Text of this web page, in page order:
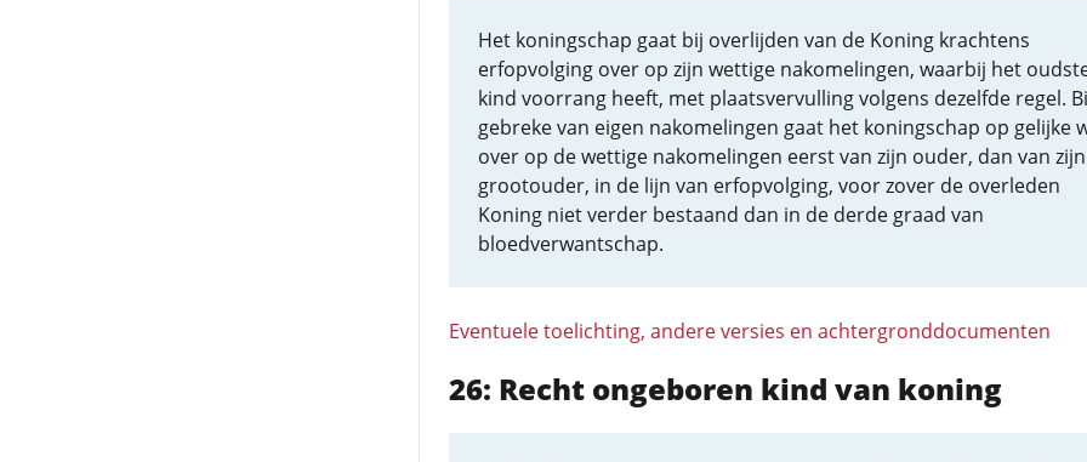
Het koningschap gaat bij overlijden van de Koning krachtens
erfopvolging over op zijn wettige nakomelingen, waarbij het
kind voorrang heeft, met plaatsvervulling volgens dezelfde regel.
gebreke van eigen nakomelingen gaat het koningschap op gelijke
over op de wettige nakomelingen eerst van zijn ouder, dan van zijn
grootouder, in de lijn van erfopvolging, voor zover de overleden
Koning niet verder bestaand dan in de derde graad van
bloedverwantschap.
Eventuele toelichting, andere versies en achtergronddocumenten
26: Recht ongeboren kind van koning